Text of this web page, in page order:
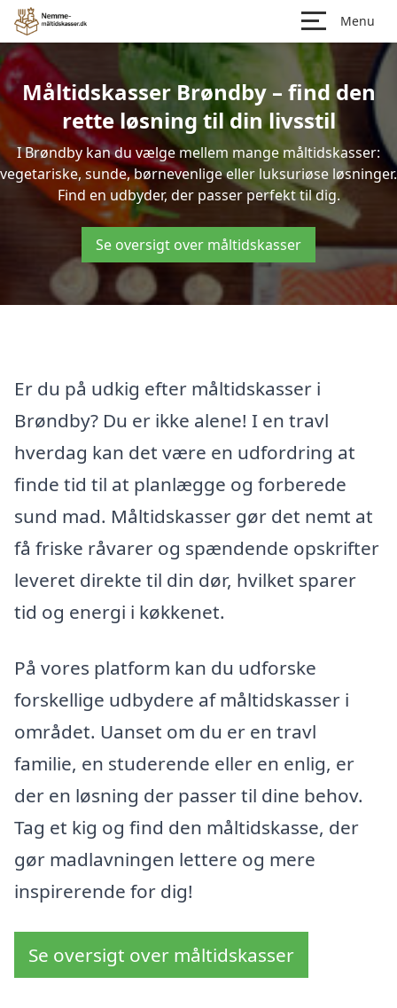
Menu
Måltidskasser Brøndby – find den
rette løsning til din livsstil
I Brøndby kan du vælge mellem mange måltidskasser:
vegetariske, sunde, børnevenlige eller luksuriøse løsninger.
Find en udbyder, der passer perfekt til dig.
Se oversigt over måltidskasser
Er du på udkig efter måltidskasser i
Brøndby? Du er ikke alene! I en travl
hverdag kan det være en udfordring at
finde tid til at planlægge og forberede
sund mad. Måltidskasser gør det nemt at
få friske råvarer og spændende opskrifter
leveret direkte til din dør, hvilket sparer
tid og energi i køkkenet.
På vores platform kan du udforske
forskellige udbydere af måltidskasser i
området. Uanset om du er en travl
familie, en studerende eller en enlig, er
der en løsning der passer til dine behov.
Tag et kig og find den måltidskasse, der
gør madlavningen lettere og mere
inspirerende for dig!
Se oversigt over måltidskasser